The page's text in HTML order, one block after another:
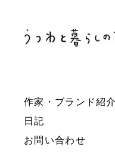
作家・ブランド紹介
日記
お問い合わせ